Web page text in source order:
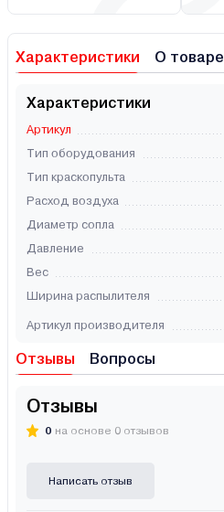
Характеристики О товаре
Характеристики
Артикул
Тип оборудования
Тип краскопульта
Расход воздуха
Диаметр сопла
Давление
Вес
Ширина распылителя
Артикул производителя
Отзывы Вопросы
Отзывы
0 на основе 0 отзывов
Написать отзыв